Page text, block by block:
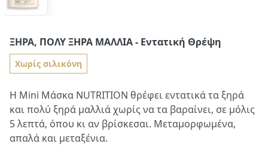
ΞΗΡΆ, ΠΟΛΎ ΞΗΡΆ ΜΑΛΛΙΆ- Εντατική Θρέψη
Χωρίς σιλικόνη
Η Mini Μάσκα NUTRITION θρέφει εντατικά τα ξηρά
και πολύ ξηρά μαλλιά χωρίς να τα βαραίνει, σε μόλις
5 λεπτά, όπου κι αν βρίσκεσαι. Μεταμορφωμένα,
απαλά και μεταξένια.